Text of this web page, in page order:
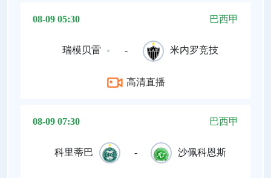
08-09 05:30 巴西甲
瑞模贝雷 - 米内罗竞技
高清直播
08-09 07:30 巴西甲
科里蒂巴 - 沙佩科恩斯